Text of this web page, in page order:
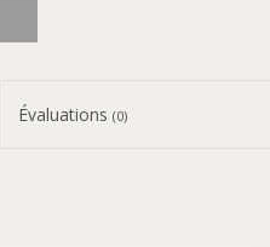
Évaluations (0)